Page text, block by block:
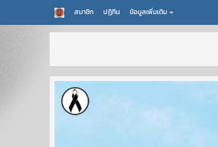
สมาชิก ปฏิทิน ข้อมูลเพิ่มเติม